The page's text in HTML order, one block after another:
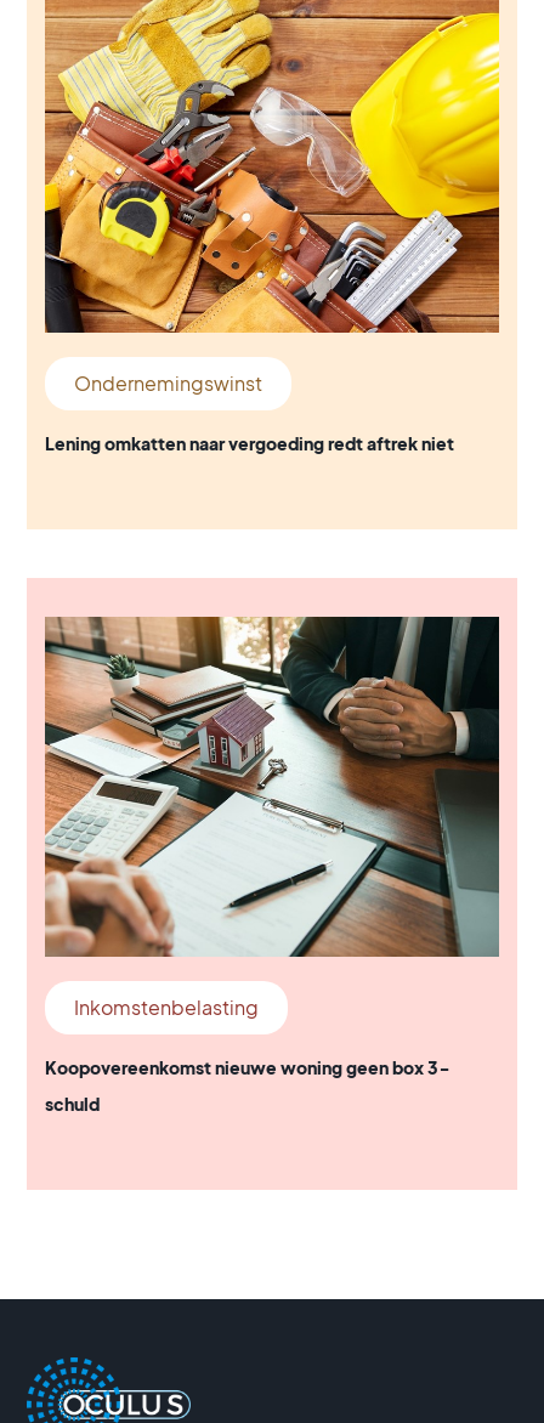
Ondernemingswinst
Lening omkatten naar vergoeding redt aftrek niet
Inkomstenbelasting
Koopovereenkomst nieuwe woning geen box 3-
schuld